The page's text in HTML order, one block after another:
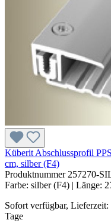
Küberit Abschlussprofil
cm, silber (F4)
Produktnummer 257270-
Farbe: silber (F4) | Länge:
Sofort verfügbar,
Tage